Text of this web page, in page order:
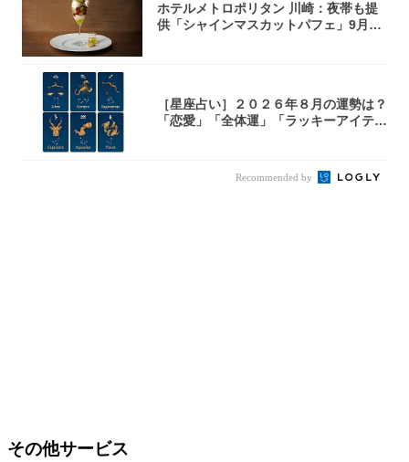
ホテルメトロポリタン 川崎：夜帯も提
供「シャインマスカットパフェ」9月1
［星座占い］２０２６年８月の運勢は？
「恋愛」「全体運」「ラッキーアイテ
Recommended by
その他サービス